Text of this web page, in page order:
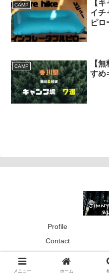
CAMP
【
イチ
ピロ
CAMP
【
すめ
Profile
Contact
© 2021
メニュー ホーム